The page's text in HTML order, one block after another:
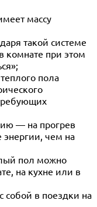
массу
такой системе
комнате при этом
пола
— на прогрев
энергии, чем на
пол можно
на кухне или в
собой в поездки на